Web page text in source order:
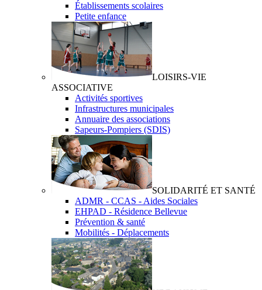
Établissements scolaires
Petite enfance
LOISIRS-VIE
ASSOCIATIVE
Activités sportives
Infrastructures municipales
Annuaire des associations
Sapeurs-Pompiers (SDIS)
SOLIDARITÉ ET SANTÉ
ADMR - CCAS - Aides Sociales
EHPAD - Résidence Bellevue
Prévention & santé
Mobilités - Déplacements